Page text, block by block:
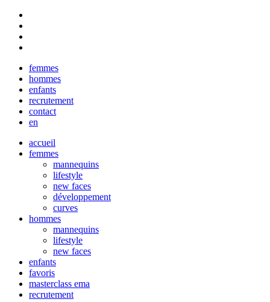
Close
Menu
femmes
hommes
enfants
recrutement
contact
en
accueil
femmes
mannequins
lifestyle
new faces
développement
curves
hommes
mannequins
lifestyle
new faces
enfants
favoris
masterclass ema
recrutement